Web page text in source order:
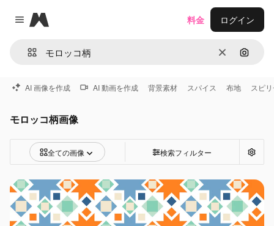
Close menu
Magnific
消去 画像で
料金 ログイン
AI 画像を作成 AI 動画を作成 背景素材 スパイス 布地 スピ
モロッコ柄画像
全ての画像 検索フィルター